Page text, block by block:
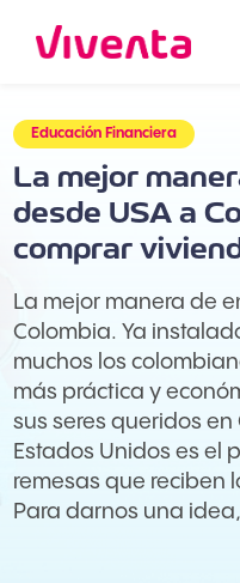
Educación Financiera
La mejor
desde USA a
comprar
La mejor manera de
Colombia. Ya
muchos los
más práctica y
sus seres queridos
Estados Unidos es el
remesas que reciben
Para darnos una